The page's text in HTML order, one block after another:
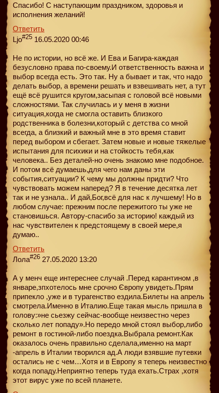
Спасибо! С наступающим праздником, здоровья и
исполнения желаний!
Ответить
Ljo#25 16.05.2020 00:46
Не по истории, но всё же. И Ева и Багира-каждая
безусловно права по-своему.И ответственность важна и
выбор всегда есть. Это так. Ну а бывает и так, что надо
делать выбор, а времени решать и взвешивать нет, а тут
ещё всё рушится кругом,засыпая с головой всё новыми
сложностями. Так случилась и у меня в жизни
ситуация,когда не смогла оставить близкого
родственника в болезни,который с детства со мной
всегда, а близкий и важный мне в это время ставит
перед выбором и сбегает. Затем новые и новые тяжелые
испытания для психики и на стойкость тебя,как
человека.. Без деталей-но очень знакомо мне подобное.
И потом всё думаешь,для чего нам даны эти
события,ситуации? К чему мы должны придти? Что
чувствовать можем наперед? Я в течение десятка лет
так и не узнала.. И дай,Бог,всё для нас к лучшему! Но в
любом случае: прежним после пережитого ты уже не
становишься. Автору-спасибо за историю! каждый из
нас чувствителен к предстоящему в своей мере,я
думаю..
Ответить
Лола#26 27.05.2020 13:20
А у менч еще интереснее случай .Перед карантином ,в
январе,зпхотелось мне срочно Європу увидеть.Прям
припекло ,уже и в турагенство ездила.Билеты на апрель
смотрела.Именно в Италию.Еще такая мысль пришла в
голову:»не сьезжу сейчас-вообще неизвестно через
сколько лет попаду».Но передо мной стоял выбор,либо
ремонт в гостиной-либо поездка.Выбрала ремонт.Как
оказалось очень правильно сделала,именно на март
-апрель в Италии творился ад.А люди взявшие путевки
остались не с чем…Хотя и в Европу я теперь неизвестно
когда попаду.Неприятно теперь туда ехать.Страх ,хотя
этот вирус уже по всей планете.